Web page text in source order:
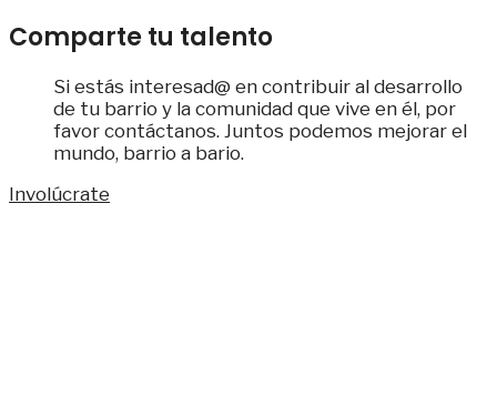
Comparte tu talento
Si estás interesad@ en contribuir al desarrollo
de tu barrio y la comunidad que vive en él, por
favor contáctanos. Juntos podemos mejorar el
mundo, barrio a bario.
Involúcrate